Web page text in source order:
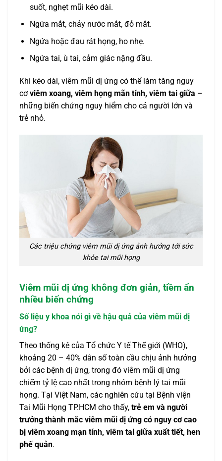
suốt, nghẹt mũi kéo dài.
Ngứa mắt, chảy nước mắt, đỏ mắt.
Ngứa hoặc đau rát họng, ho nhẹ.
Ngứa tai, ù tai, cảm giác nặng đầu.
Khi kéo dài, viêm mũi dị ứng có thể làm tăng nguy
cơviêm xoang, viêm họng mãn tính, viêm tai giữa –
những biến chứng nguy hiểm cho cả người lớn và
trẻ nhỏ.
Các triệu chứng viêm mũi dị ứng ảnh hưởng tới sức
khỏe tai mũi họng
Viêm mũi dị ứng không đơn giản, tiềm ẩn
nhiều biến chứng
Số liệu y khoa nói gì về hậu quả của viêm mũi dị
ứng?
Theo thống kê của Tổ chức Y tế Thế giới (WHO),
khoảng 20 – 40% dân số toàn cầu chịu ảnh hưởng
bởi các bệnh dị ứng, trong đó viêm mũi dị ứng
chiếm tỷ lệ cao nhất trong nhóm bệnh lý tai mũi
họng. Tại Việt Nam, các nghiên cứu tại Bệnh viện
Tai Mũi Họng TP.HCM cho thấy, trẻ em và người
trưởng thành mắc viêm mũi dị ứng có nguy cơ cao
bị viêm xoang mạn tính, viêm tai giữa xuất tiết, hen
phế quản.